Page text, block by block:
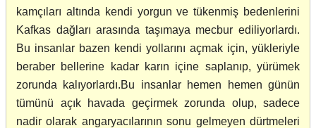
kamçıları altında kendi yorgun ve tükenmiş bedenlerini
Kafkas dağları arasında taşımaya mecbur ediliyorlardı.
Bu insanlar bazen kendi yollarını açmak için, yükleriyle
beraber bellerine kadar karın içine saplanıp, yürümek
zorunda kalıyorlardı.Bu insanlar hemen hemen günün
tümünü açık havada geçirmek zorunda olup, sadece
nadir olarak angaryacılarının sonu gelmeyen dürtmeleri